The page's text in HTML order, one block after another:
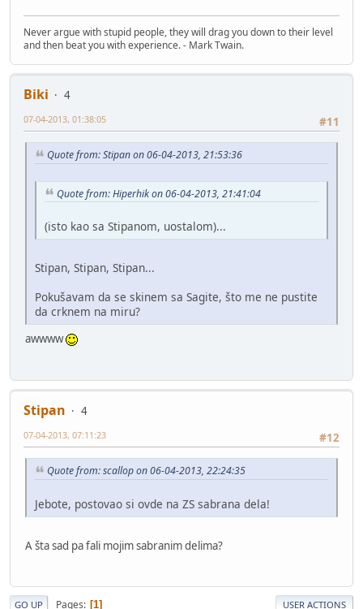
Never argue with stupid people, they will drag you down to their level
and then beat you with experience. - Mark Twain.
Biki
4
#11
07-04-2013, 01:38:05
Quote from: Stipan on 06-04-2013, 21:53:36
Quote from: Hiperhik on 06-04-2013, 21:41:04
(isto kao sa Stipanom, uostalom)...
Stipan, Stipan, Stipan...
Pokušavam da se skinem sa Sagite, što me ne pustite
da crknem na miru?
awwww
Stipan
4
#12
07-04-2013, 07:11:23
Quote from: scallop on 06-04-2013, 22:24:35
Jebote, postovao si ovde na ZS sabrana dela!
A šta sad pa fali mojim sabranim delima?
GO UP Pages 1 USER ACTIONS